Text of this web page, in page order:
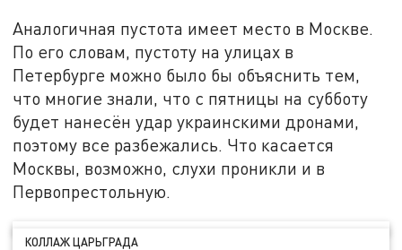
Аналогичная пустота имеет место в Москве.
По его словам, пустоту на улицах в
Петербурге можно было бы объяснить тем,
что многие знали, что с пятницы на субботу
будет нанесён удар украинскими дронами,
поэтому все разбежались. Что касается
Москвы, возможно, слухи проникли и в
Первопрестольную.
КОЛЛАЖ ЦАРЬГРАДА